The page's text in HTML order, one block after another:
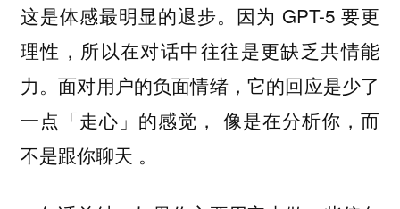
这是体感最明显的退步。因为 GPT-5 要更
理性，所以在对话中往往是更缺乏共情能
力。面对用户的负面情绪，它的回应是少了
一点「走心」的感觉，像是在分析你，而
不是跟你聊天 。